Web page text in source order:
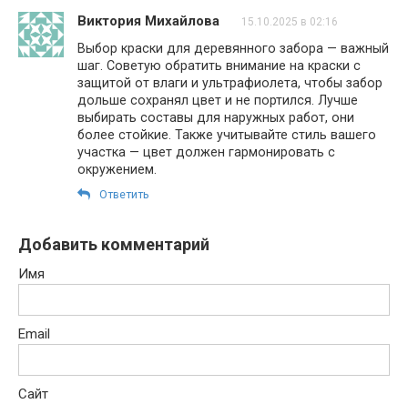
Виктория Михайлова 15.10.2025 в 02:16
Выбор краски для деревянного забора — важный
шаг. Советую обратить внимание на краски с
защитой от влаги и ультрафиолета, чтобы забор
дольше сохранял цвет и не портился. Лучше
выбирать составы для наружных работ, они
более стойкие. Также учитывайте стиль вашего
участка — цвет должен гармонировать с
окружением.
Ответить
Добавить комментарий
Имя
Email
Сайт